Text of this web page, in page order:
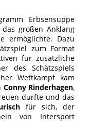
Erbsensuppe
großen Anklang
ermöglichte. Dazu
zum Format
für zusätzliche
des Schätzspiels
Wettkampf kam
Conny Rinderhagen,
durfte und das
für sich, der
von Intersport